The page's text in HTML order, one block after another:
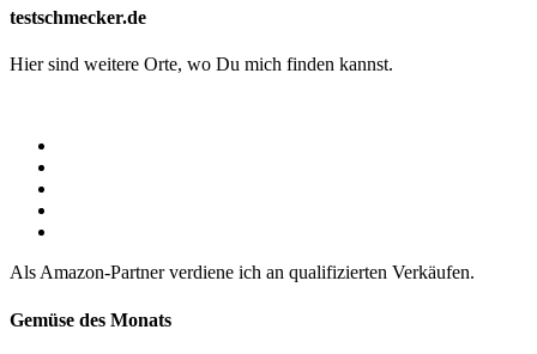
testschmecker.de
Hier sind weitere Orte, wo Du mich finden kannst.
Als Amazon-Partner verdiene ich an qualifizierten Verkäufen.
Gemüse des Monats